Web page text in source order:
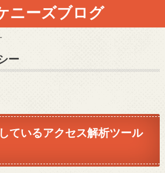
ニーズブログ
ー
ているアクセス解析ツール